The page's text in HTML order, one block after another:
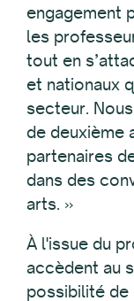
engagement
les
tout en
et nationaux
secteur.
de deuxième
partenaires
dans des
arts. »
À l'issue du
accèdent au
possibilité de